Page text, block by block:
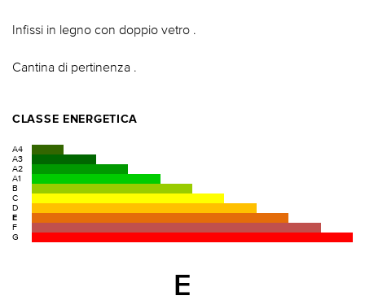
Infissi in legno con doppio vetro .
Cantina di pertinenza .
CLASSE ENERGETICA
A4
A3
A2
A1
B
C
D
E
F
G
E